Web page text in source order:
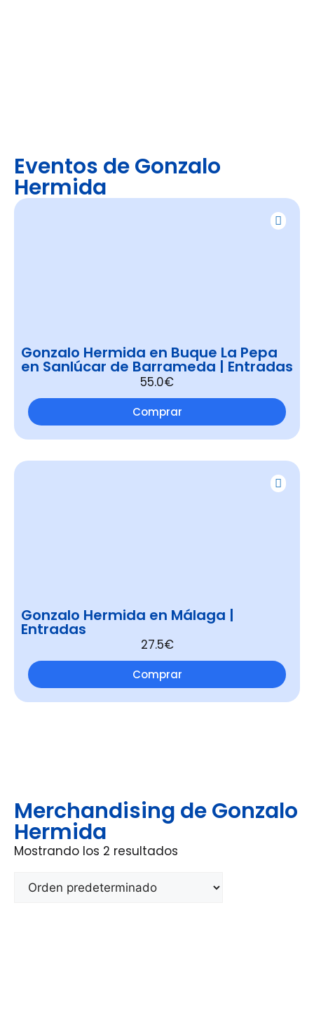
Eventos de Gonzalo
Hermida
Gonzalo Hermida en Buque La Pepa
en Sanlúcar de Barrameda | Entradas
55.0€
Comprar
Gonzalo Hermida en Málaga |
Entradas
27.5€
Comprar
Merchandising de Gonzalo
Hermida
Mostrando los 2 resultados